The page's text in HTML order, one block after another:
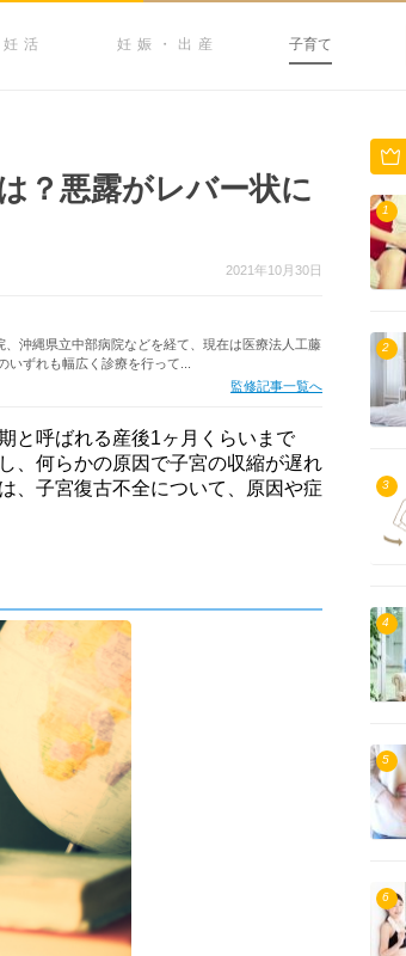
妊活 妊娠・出産 子育て
？悪露がレバー状に
2021年10月30日
沖縄県立中部病院などを経て、現在は医療法人工藤
ずれも幅広く診療を行って...
監修記事一覧へ
と呼ばれる産後1ヶ月くらいまで
、何らかの原因で子宮の収縮が遅れ
、子宮復古不全について、原因や症
1
2
3
4
5
6